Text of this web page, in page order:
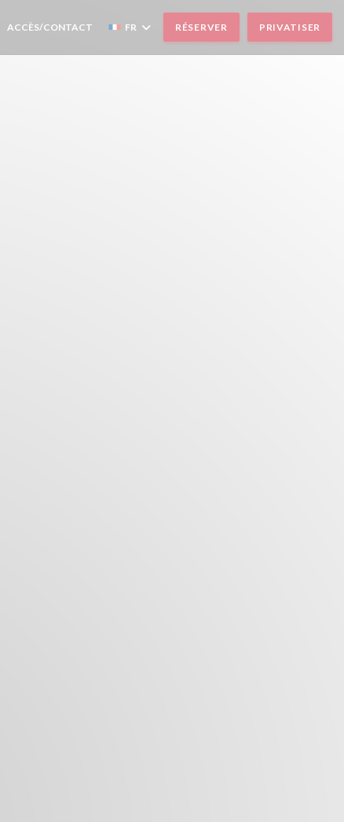
((OUVRE UNE NOUVELLE FENÊTRE))
ACCÈS/CONTACT FR RÉSERVER PRIVATISER